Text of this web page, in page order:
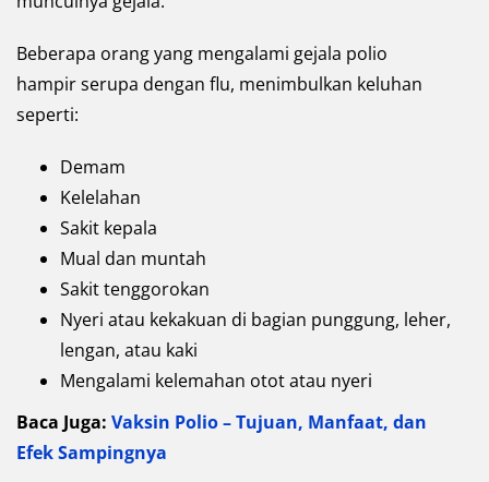
Beberapa orang yang mengalami gejala polio
hampir serupa dengan flu, menimbulkan keluhan
seperti:
Demam
Kelelahan
Sakit kepala
Mual dan muntah
Sakit tenggorokan
Nyeri atau kekakuan di bagian punggung, leher,
lengan, atau kaki
Mengalami kelemahan otot atau nyeri
Baca Juga: Vaksin Polio – Tujuan, Manfaat, dan
Efek Sampingnya